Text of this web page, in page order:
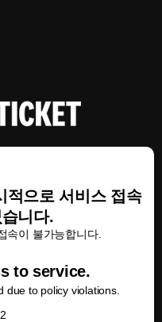
적으로 서비스 접속
니다.
속이 불가능합니다.
to service.
due to policy violations.